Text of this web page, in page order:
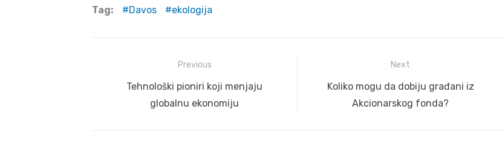
Tag: Davos ekologija
navigation
Previous
Previous
Tehnološki pioniri koji menjaju
globalnu ekonomiju
Next
Next
Koliko mogu da dobiju građani iz
Akcionarskog fonda?